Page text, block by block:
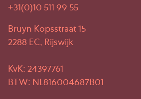
+31(0)10 511 99 55
Bruyn Kopsstraat 15
2288 EC, Rijswijk
KvK: 24397761
BTW: NL816004687B01